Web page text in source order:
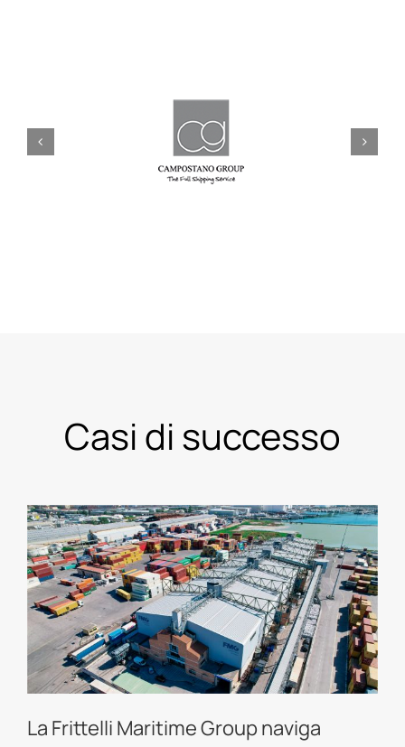
Casi di successo
La Frittelli Maritime Group naviga